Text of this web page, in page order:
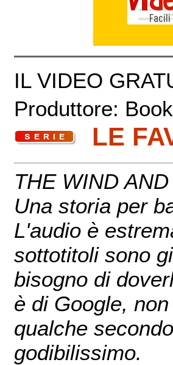
IL VIDEO
Produttore:
LE
THE WIND
Una storia per
L'audio è
sottotitoli sono
bisogno di
è di Google,
qualche
godibilissimo.